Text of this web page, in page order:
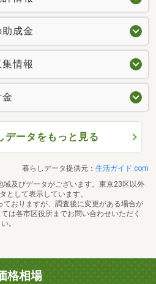
成金
情報
データをもっと見る
暮らしデータ提供元： 生活ガイド.com
及びデータがございます。東京23区以外
として表示しています。
おりますが、調査後に変更がある場合が
は各市区役所までお問い合わせいただく
。
格相場